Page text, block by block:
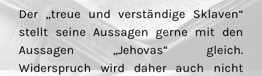
Der „treue und verständige Sklaven“
stellt seine Aussagen gerne mit den
Aussagen „Jehovas“ gleich.
Widerspruch wird daher auch nicht